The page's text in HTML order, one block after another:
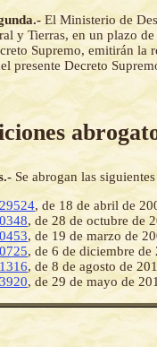
El Ministerio de
y Tierras, en un plazo
Supremo, emitirán la
presente Decreto
Se abrogan las
, de 18 de abril de
, de 28 de octubre de
, de 19 de marzo de
, de 6 de diciembre de
, de 8 de agosto de
, de 29 de mayo de